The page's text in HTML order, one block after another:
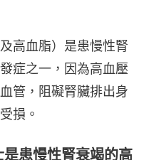
高血脂）是患慢性腎
症之一，因為高血壓
管，阻礙腎臟排出身
損。
患慢性腎衰竭的高